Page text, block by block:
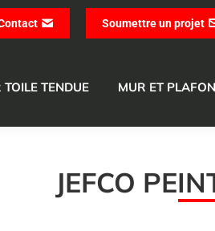
Soumettre un projet
TOILE TENDUE MUR ET
JEFCO